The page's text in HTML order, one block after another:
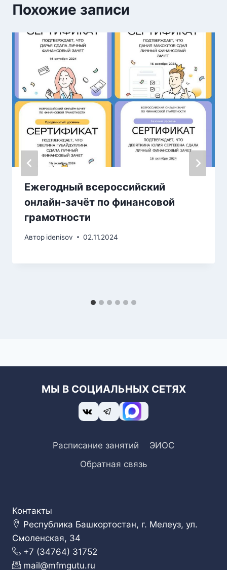
Похожие записи
Ежегодный всероссийский
онлайн-зачёт по финансовой
грамотности
Автор idenisov 02.11.2024
МЫ В СОЦИАЛЬНЫХ СЕТЯХ
Расписание занятий
ЭИОС
Обратная связь
Контакты
Республика Башкортостан, г. Мелеуз, ул.
Смоленская, 34
+7 (34764) 31752
mail@mfmgutu.ru